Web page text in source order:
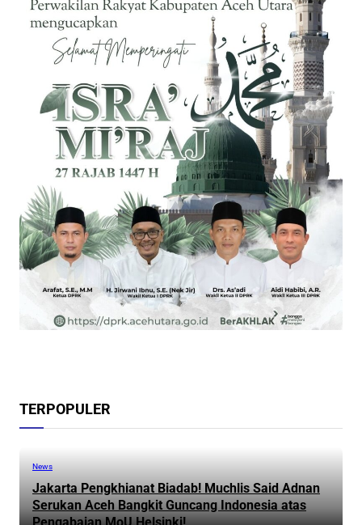
TERPOPULER
News
Jakarta Pengkhianat Biadab! Muchlis Said Adnan
Serukan Aceh Bangkit Guncang Indonesia atas